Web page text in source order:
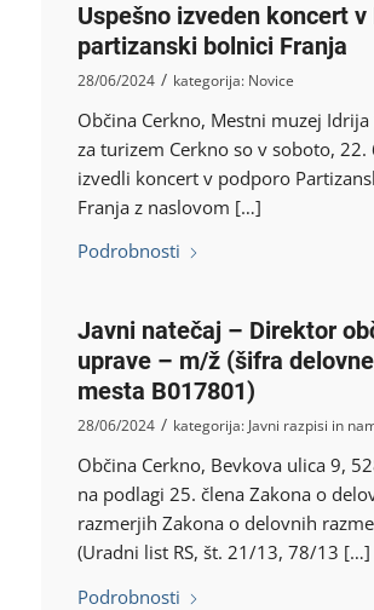
Uspešno izveden koncert v
partizanski bolnici Franja
28/06/2024 / kategorija: Novice
Občina Cerkno, Mestni muzej
za turizem Cerkno so v soboto, 22.
izvedli koncert v podporo
Franja z naslovom […]
Podrobnosti
Javni natečaj – Direktor
uprave – m/ž (šifra
mesta B017801)
28/06/2024 / kategorija:Javni razpisi in
Občina Cerkno, Bevkova ulica 9,
na podlagi 25. člena Zakona o
razmerjih Zakona o delovnih
(Uradni list RS, št. 21/13, 78/13 […]
Podrobnosti